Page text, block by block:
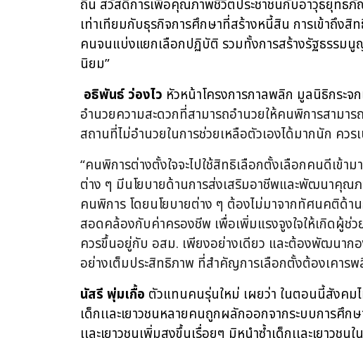
ถิ่น สวัสดิการเพื่อคุณภาพชีวิตประชาชนกับอาวุธยุทธ
เท่าเทียมกับธุรกิจการศึกษาที่สร้างหนี้สิน การเข้าถึงสิ
คนจนแบ่งแยกเลือกปฏิบัติ รวมทั้งการสร้างรัฐธรรมนู
นิยม”
อธิพันธ์ ว่องไว หัวหน้าโครงการกาลพลิก มูลนิธิกระจก
อำนวยความสะดวกที่สามารถอำนวยให้คนพิการสามา
สถานที่ไม่อำนวยในการช่วยเหลือตัวเองได้มากนัก ค
“คนพิการต่างตั้งใจจะไปใช้สิทธิเลือกตั้งเลือกคนดีเข้า
ต่าง ๆ มีนโยบายด้านการส่งเสริมอาชีพและพัฒนาคุ
คนพิการ โดยนโยบายต่าง ๆ ต้องไม่มาจากทัศนคติด้า
สอดคล้องกับค่าครองชีพ เพื่อเพิ่มแรงจูงใจให้เกิดผู้
ควรขึ้นอยู่กับ อสม. เพียงอย่างเดียว และต้องพัฒนาก
อย่างเต็มประสิทธิภาพ ที่สำคัญการเลือกตั้งต้องเคาร
นัสรี พุ่มเกื้อ ตัวแทนคนรุ่นใหม่ เผยว่า ในตอนนี้สังคม
เด็กเเละเยาวชนหลายคนถูกผลักออกจากระบบการศึ
เเละเยาวชนเพิ่มสูงขึ้นเรื่อยๆ มิหนำซ้ำเด็กเเละเยาวช